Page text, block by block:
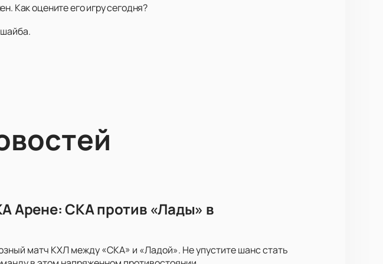
Как оцените его игру сегодня?
Арене: СКА против «Лады» в
матч КХЛ между «СКА» и «Ладой». Не упустите шанс стать